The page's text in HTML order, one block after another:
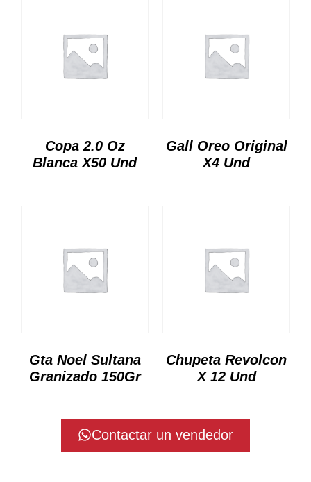
Copa 2.0 Oz
Blanca X50 Und
Gall Oreo Original
X4 Und
Gta Noel Sultana
Granizado 150Gr
Chupeta Revolcon
X 12 Und
Contactar un vendedor